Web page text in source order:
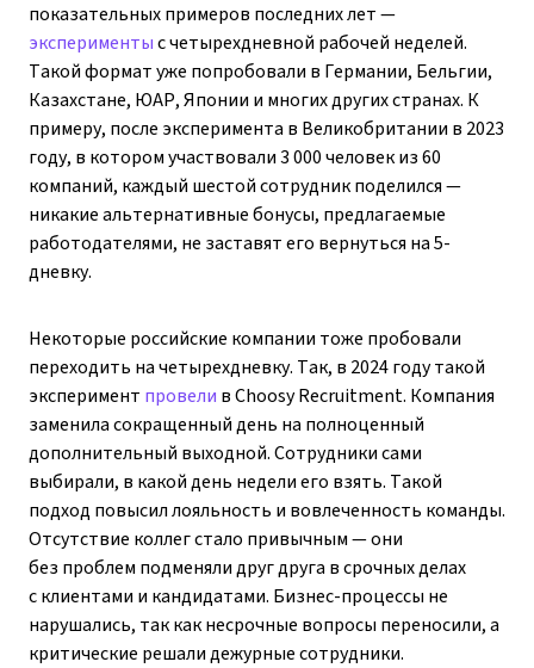
показательных примеров последних лет —
экспериментыс четырехдневной рабочей неделей.
Такой формат уже попробовали в Германии, Бельгии,
Казахстане, ЮАР, Японии и многих других странах. К
примеру, после эксперимента в Великобритании в 2023
году, в котором участвовали 3 000 человек из 60
компаний, каждый шестой сотрудник поделился —
никакие альтернативные бонусы, предлагаемые
работодателями, не заставят его вернуться на 5-
дневку.
Некоторые российские компании тоже пробовали
переходить на четырехдневку. Так, в 2024 году такой
эксперимент провели в Choosy Recruitment. Компания
заменила сокращенный день на полноценный
дополнительный выходной. Сотрудники сами
выбирали, в какой день недели его взять. Такой
подход повысил лояльность и вовлеченность команды.
Отсутствие коллег стало привычным — они
без проблем подменяли друг друга в срочных делах
с клиентами и кандидатами. Бизнес-процессы не
нарушались, так как несрочные вопросы переносили, а
критические решали дежурные сотрудники.